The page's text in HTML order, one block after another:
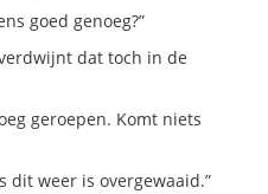
goed genoeg?”
dat toch in de
geroepen. Komt niets
dit weer is overgewaaid.”